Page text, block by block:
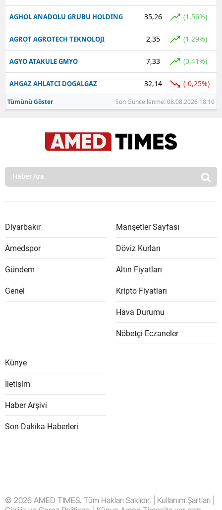
AGHOL ANADOLU GRUBU HOLDING 35,26 (1,56%)
AGROT AGROTECH TEKNOLOJI 2,35 (1,29%)
AGYO ATAKULE GMYO 7,33 (0,41%)
AHGAZ AHLATCI DOGALGAZ 32,14 (-0,25%)
Tümünü Göster Son Güncellenme: 08.08.2026 18:10
Diyarbakır
Amedspor
Gündem
Genel
Manşetler Sayfası
Döviz Kurları
Altın Fiyatları
Kripto Fiyatları
Hava Durumu
Nöbetçi Eczaneler
Künye
İletişim
Haber Arşivi
Son Dakika Haberleri
© 2026 AMED TIMES. Tüm Hakları Saklıdır. | Kullanım Şartları |